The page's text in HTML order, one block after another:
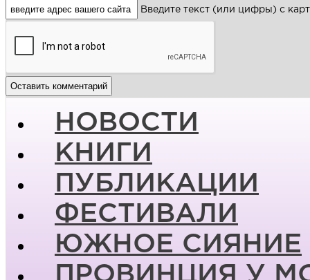
Введите текст (или цифры) с
НОВОСТИ
КНИГИ
ПУБЛИКАЦИИ
ФЕСТИВАЛИ
ЮЖНОЕ СИЯНИЕ
ПРОВИНЦИЯ У